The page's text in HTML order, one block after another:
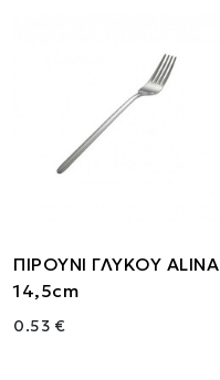
ΠΙΡΟΥΝΙ ΓΛΥΚΟΥ ALINA
14,5cm
0.53 €